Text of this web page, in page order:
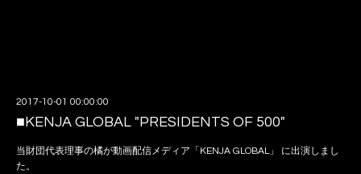
2017-10-01 00:00:00
■KENJA GLOBAL "PRESIDENTS OF 500"
当財団代表理事の橘が動画配信メディア「KENJA GLOBAL」 に出演しまし
た。